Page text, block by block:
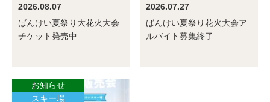
2026.08.07
ばんけい夏祭り大花火大会
チケット発売中
2026.07.27
ばんけい夏祭り花火大会ア
ルバイト募集終了
お知らせ
スキー場